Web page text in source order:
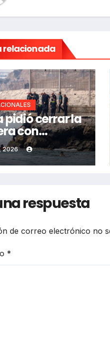
relacionada
pidió cerrar la
con
2026
respuesta
de correo electrónico no
*